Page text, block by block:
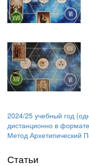
2024/25 учебный год
дистанционно в
Метод Архетипический
Статьи